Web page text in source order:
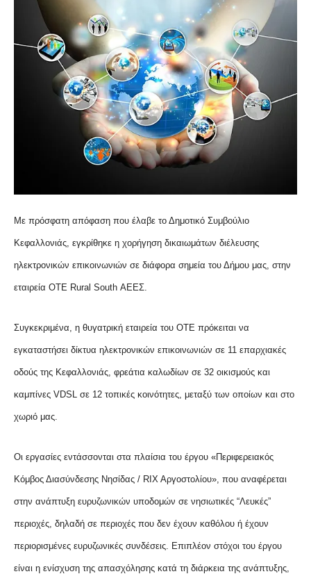
Με πρόσφατη απόφαση που έλαβε το Δημοτικό Συμβούλιο
Κεφαλλονιάς, εγκρίθηκε η χορήγηση δικαιωμάτων διέλευσης
ηλεκτρονικών επικοινωνιών σε διάφορα σημεία του Δήμου μας, στην
εταιρεία ΟΤΕ Rural South ΑΕΕΣ.
Συγκεκριμένα, η θυγατρική εταιρεία του ΟΤΕ πρόκειται να
εγκαταστήσει δίκτυα ηλεκτρονικών επικοινωνιών σε 11 επαρχιακές
οδούς της Κεφαλλονιάς, φρεάτια καλωδίων σε 32 οικισμούς και
καμπίνες VDSL σε 12 τοπικές κοινότητες, μεταξύ των οποίων και στο
χωριό μας.
Οι εργασίες εντάσσονται στα πλαίσια του έργου «Περιφερειακός
Κόμβος Διασύνδεσης Νησίδας / RΙΧ Αργοστολίου», που αναφέρεται
στην ανάπτυξη ευρυζωνικών υποδομών σε νησιωτικές “Λευκές”
περιοχές, δηλαδή σε περιοχές που δεν έχουν καθόλου ή έχουν
περιορισμένες ευρυζωνικές συνδέσεις. Επιπλέον στόχοι του έργου
είναι η ενίσχυση της απασχόλησης κατά τη διάρκεια της ανάπτυξης,